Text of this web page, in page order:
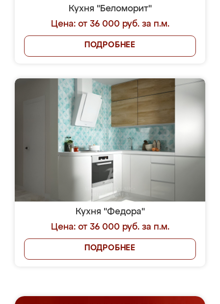
Кухня "Беломорит"
Цена: от 36 000 руб. за п.м.
ПОДРОБНЕЕ
Кухня "Федора"
Цена: от 36 000 руб. за п.м.
ПОДРОБНЕЕ